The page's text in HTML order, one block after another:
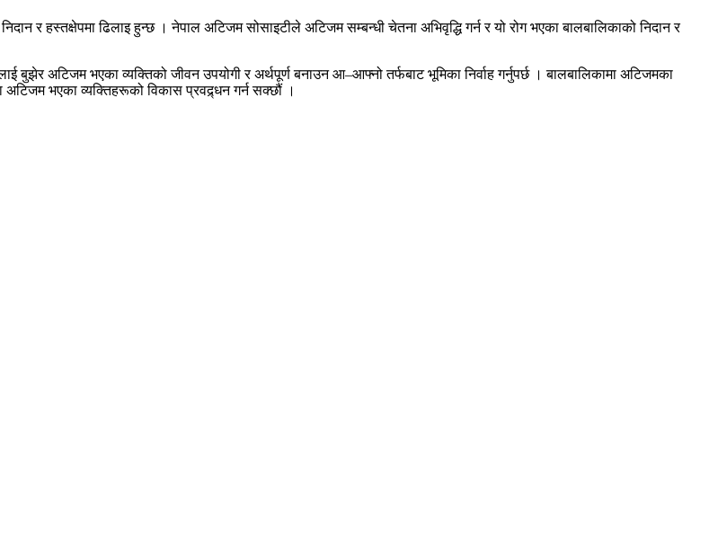
र हस्तक्षेपमा ढिलाइ हुन्छ । नेपाल अटिजम सोसाइटीले अटिजम सम्बन्धी चेतना अभिवृद्धि गर्न र यो रोग भएका बालबालिकाको निदान र
बुझेर अटिजम भएका व्यक्तिको जीवन उपयोगी र अर्थपूर्ण बनाउन आ–आफ्नो तर्फबाट भूमिका निर्वाह गर्नुपर्छ । बालबालिकामा अटिजमका
अटिजम भएका व्यक्तिहरूको विकास प्रवद्र्धन गर्न सक्छौं ।